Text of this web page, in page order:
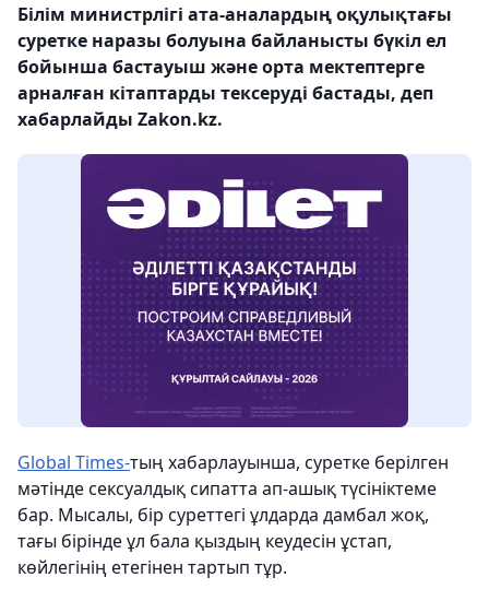
Білім министрлігі ата-аналардың оқулықтағы
суретке наразы болуына байланысты бүкіл ел
бойынша бастауыш және орта мектептерге
арналған кітаптарды тексеруді бастады, деп
хабарлайды Zakon.kz.
Global Times-тың хабарлауынша, суретке берілген
мәтінде сексуалдық сипатта ап-ашық түсініктеме
бар. Мысалы, бір суреттегі ұлдарда дамбал жоқ,
тағы бірінде ұл бала қыздың кеудесін ұстап,
көйлегінің етегінен тартып тұр.